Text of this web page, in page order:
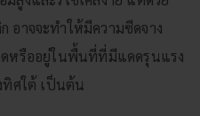
อาจจะทำให้มีความซีดจาง
หรืออยู่ในพื้นที่ที่มีแดดรุนแรง
ทิศใต้ เป็นต้น